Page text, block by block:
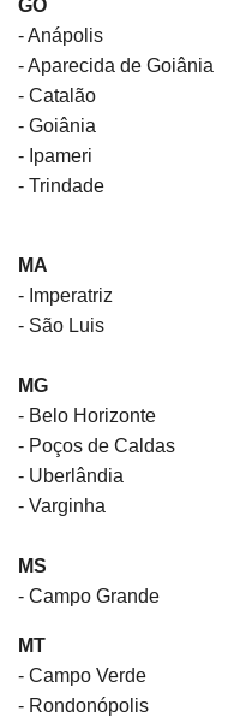
GO
- Anápolis
- Aparecida de Goiânia
- Catalão
- Goiânia
- Ipameri
- Trindade
MA
- Imperatriz
- São Luis
MG
- Belo Horizonte
- Poços de Caldas
- Uberlândia
- Varginha
MS
- Campo Grande
MT
- Campo Verde
- Rondonópolis